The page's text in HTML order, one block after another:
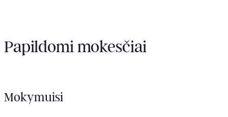
Papildomi mokesčiai
Mokymuisi